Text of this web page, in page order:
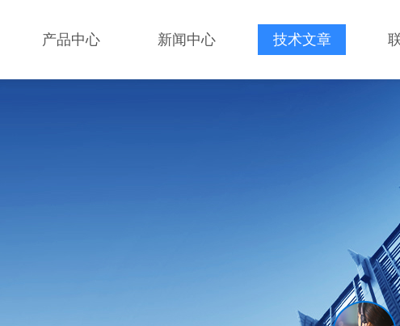
产品中心 新闻中心 技术文章